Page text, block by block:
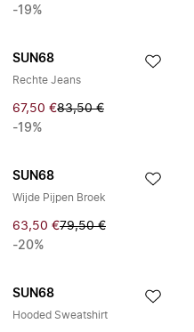
-19%
SUN68
Rechte Jeans
67,50 €83,50 €
-19%
SUN68
Wijde Pijpen Broek
63,50 €79,50 €
-20%
SUN68
Hooded Sweatshirt